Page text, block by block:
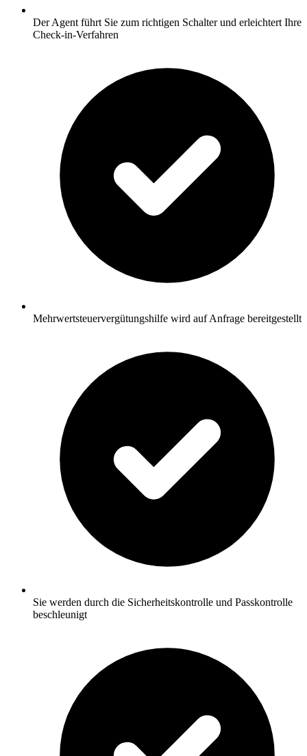
Der Agent führt Sie zum richtigen Schalter und erleichtert Ihre
Check-in-Verfahren
Mehrwertsteuervergütungshilfe wird auf Anfrage bereitgestellt
Sie werden durch die Sicherheitskontrolle und Passkontrolle
beschleunigt